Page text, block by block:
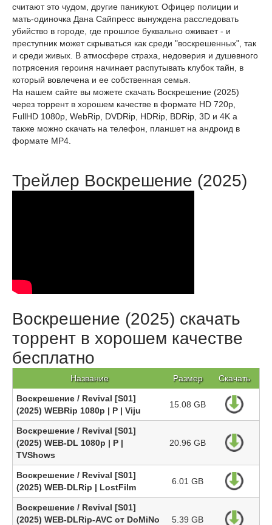
считают это чудом, другие паникуют. Офицер полиции и
мать-одиночка Дана Сайпресс вынуждена расследовать
убийство в городе, где прошлое буквально оживает - и
преступник может скрываться как среди "воскрешенных", так
и среди живых. В атмосфере страха, недоверия и душевного
потрясения героиня начинает распутывать клубок тайн, в
который вовлечена и ее собственная семья.
На нашем сайте вы можете скачать Воскрешение (2025)
через торрент в хорошем качестве в формате HD 720p,
FullHD 1080p, WebRip, DVDRip, HDRip, BDRip, 3D и 4K а
также можно скачать на телефон, планшет на андроид в
формате MP4.
Трейлер Воскрешение (2025)
Воскрешение (2025) скачать
торрент в хорошем качестве
бесплатно
Название Размер Скачать
Воскрешение / Revival [S01]
(2025) WEBRip 1080p | P | Viju
15.08 GB
Воскрешение / Revival [S01]
(2025) WEB-DL 1080p | P |
TVShows
20.96 GB
Воскрешение / Revival [S01]
(2025) WEB-DLRip | LostFilm
6.01 GB
Воскрешение / Revival [S01]
(2025) WEB-DLRip-AVC от DoMiNo
5.39 GB